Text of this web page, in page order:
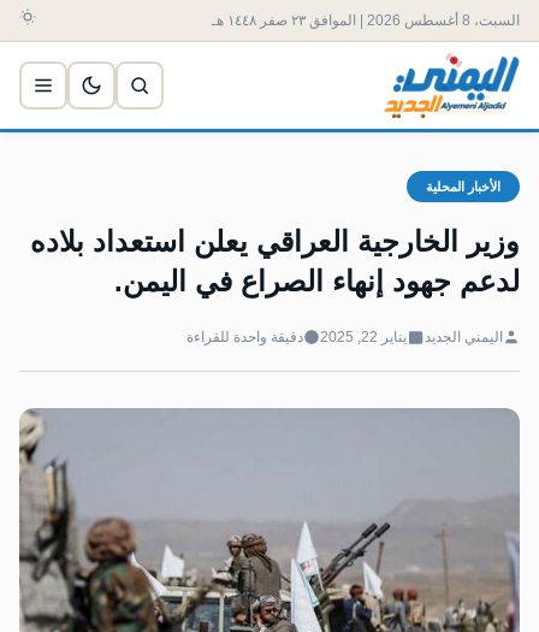
السبت، 8 أغسطس 2026 | الموافق ٢٣ صفر ١٤٤٨ هـ
الأخبار المحلية
وزير الخارجية العراقي يعلن استعداد بلاده
لدعم جهود إنهاء الصراع في اليمن.
اليمني الجديد يناير 22, 2025 دقيقة واحدة للقراءة